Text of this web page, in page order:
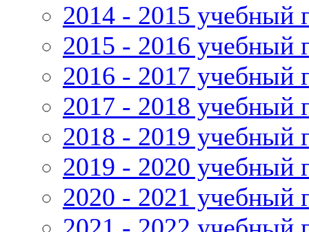
2014 - 2015 учебный
2015 - 2016 учебный
2016 - 2017 учебный
2017 - 2018 учебный
2018 - 2019 учебный
2019 - 2020 учебный
2020 - 2021 учебный